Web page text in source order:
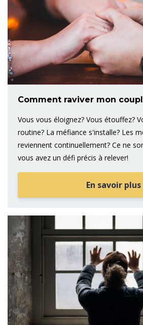
Comment raviver mon
Vous vous éloignez? Vous étouffez?
routine? La méfiance s'installe? Les
reviennent continuellement? Ce ne
vous avez un défi précis à relever!
En savoir plus